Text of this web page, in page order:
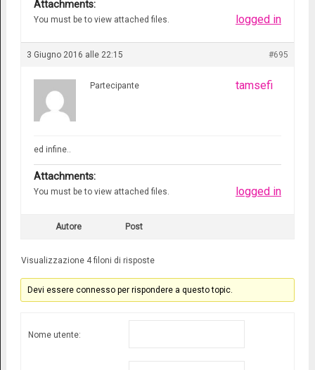
Attachments:
You must be logged in
to view attached files.
3 Giugno 2016 alle 22:15 #695
tamsefi
Partecipante
ed infine..
Attachments:
You must be logged in
to view attached files.
Autore Post
Visualizzazione 4 filoni di risposte
Devi essere connesso per rispondere a questo topic.
Nome utente: